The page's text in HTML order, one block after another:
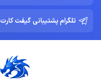
تلگرام پشتیبانی گیفت کارت